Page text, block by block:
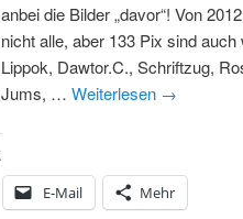
anbei die Bilder „davor“! Von
nicht alle, aber 133 Pix sind
Lippok, Dawtor.C., Schriftzug,
Jums, …Weiterlesen →
E-Mail Mehr